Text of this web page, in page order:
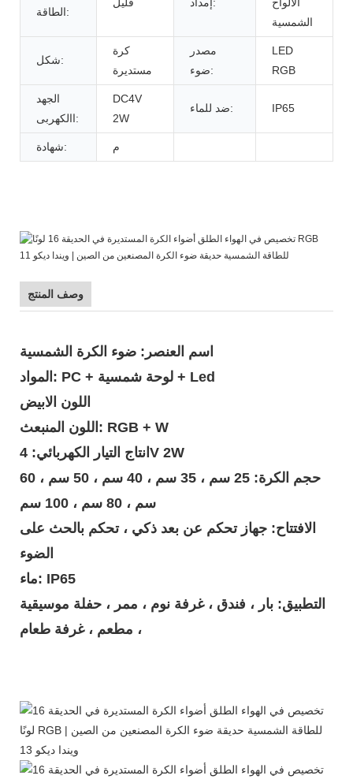
الطاقة:
الشمسية
شكل:
كرة
مستديرة
مصدر
ضوء:
LED
RGB
الجهد
االكهربى:
DC4V
2W
ضد للماء: IP65
شهادة: م
وصف المنتج
اسم العنصر: ضوء الكرة الشمسية
المواد: PC + لوحة شمسية + Led
اللون الابيض
اللون المنبعث: RGB + W
انتاج التيار الكهربائي: 4V 2W
حجم الكرة: 25 سم ، 35 سم ، 40 سم ، 50 سم ، 60
سم ، 80 سم ، 100 سم
الافتتاح: جهاز تحكم عن بعد ذكي ، تحكم بالحث على
الضوء
ماء: IP65
التطبيق: بار ، فندق ، غرفة نوم ، ممر ، حفلة موسيقية
، مطعم ، غرفة طعام